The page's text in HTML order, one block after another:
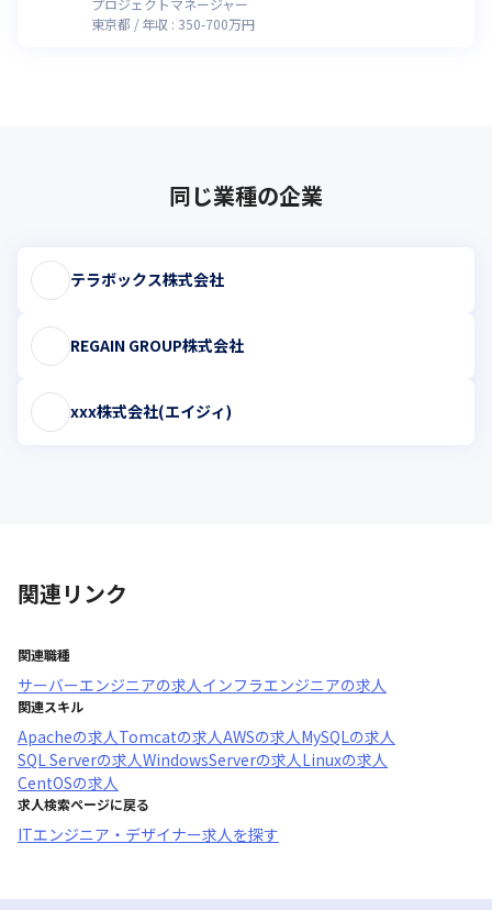
東京都
年収 : 350-700万円
同じ業種の企業
テラボックス株式会社
REGAIN GROUP株式会社
xxx株式会社(エイジィ)
関連リンク
関連職種
サーバーエンジニアの求人 インフラエンジニアの求人
関連スキル
Apacheの求人 Tomcatの求人AWSの求人 MySQLの求人
SQL Serverの求人WindowsServerの求人 Linuxの求人
CentOSの求人
求人検索ページに戻る
ITエンジニア・デザイナー求人を探す